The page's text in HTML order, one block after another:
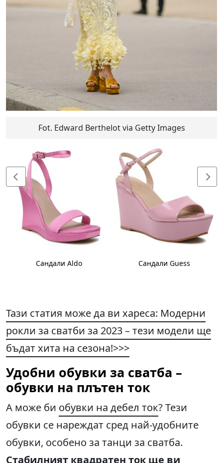
Fot. Edward Berthelot via Getty Images
Сандали Aldo Сандали Guess
Тази статия може да ви хареса: Модерни
рокли за сватби за 2023 – тези модели ще
бъдат хита на сезона!>>>
Удобни обувки за сватба –
обувки на плътен ток
А може би обувки на дебел ток? Тези
обувки се нареждат сред най-удобните
обувки, особено за танци за сватба.
Стабилният квадратен ток ще ви